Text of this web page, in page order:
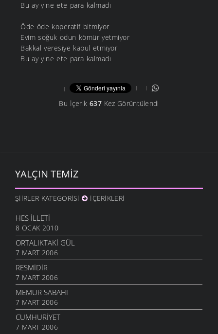
Bu ay yine ete para kalmadı
Öde öde koperatif bitmiyor
Evim soğuk odun kömür yetmiyor
Bakkal veresiye kabul etmiyor
Bu ay yine ete para kalmadı
Bu İçerik 637Kez Görüntülendi
YALÇIN TEMIZ
ŞIIRLER KATEGORISI İÇERIKLERI
HES İLLETI
8 OCAK 2010
ORTALIKTAKI GÜL
7 MART 2006
RESMIDIR
7 MART 2006
MEMUR SABAHI
7 MART 2006
CUMHURIYET
7 MART 2006